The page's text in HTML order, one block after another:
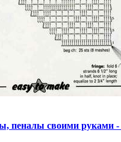
пеналы своими руками